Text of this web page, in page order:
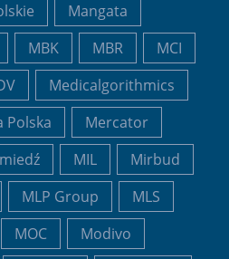
Mangata
MBK MBR
MCI
Medicalgorithmics
Polska
Mercator
miedź MIL
Mirbud
MLP Group
MLS
MOC
Modivo